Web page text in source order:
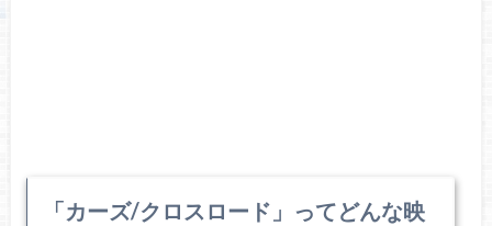
「カーズ/クロスロード」ってどんな映